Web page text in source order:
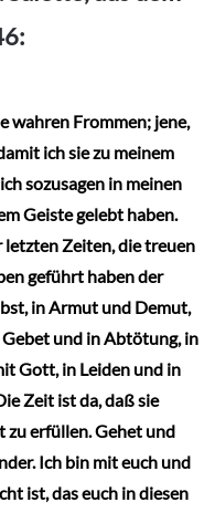
wahren Frommen; jene,
ich sie zu meinem
sozusagen in meinen
Geiste gelebt haben.
letzten Zeiten, die treuen
geführt haben der
in Armut und Demut,
und in Abtötung, in
Gott, in Leiden und in
Zeit ist da, daß sie
zu erfüllen. Gehet und
Ich bin mit euch und
ist, das euch in diesen